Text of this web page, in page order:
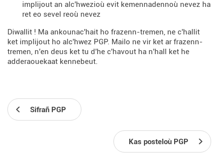
implijout an alc'hwezioù evit kemennadennoù nevez ha
ret eo sevel reoù nevez
Diwallit ! Ma ankounac'hait ho frazenn-tremen, ne c'hallit
ket implijout ho alc'hwez PGP. Mailo ne vir ket ar frazenn-
tremen, n'en deus ket tu d'he c'havout ha n'hall ket he
adderaouekaat kennebeut.
Sifrañ PGP
Kas posteloù PGP